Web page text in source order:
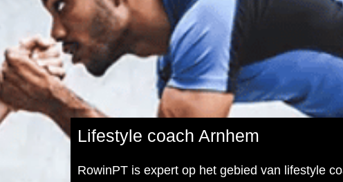
Lifestyle coach Arnhem
RowinPT is expert op het gebied van lifestyle